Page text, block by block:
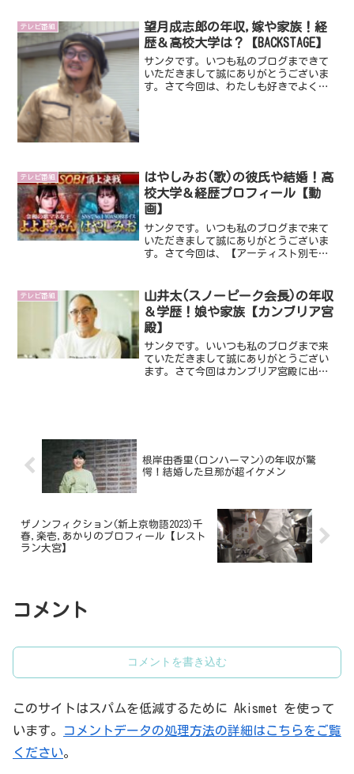
テレビ番組
望月成志郎の年収,嫁や家族！経
歴＆高校大学は？【BACKSTAGE】
サンタです。いつも私のブログまできて
いただきまして誠にありがとうございま
す。さて今回は、わたしも好きでよくみ
テレビ番組
はやしみお(歌)の彼氏や結婚！高
校大学＆経歴プロフィール【動
画】
サンタです。いつも私のブログまで来て
いただきまして誠にありがとうございま
す。さて今回は、【アーティスト別モノ
モノマネをされ、よよよちゃんと対決し
たはやしみおさん。...
テレビ番組
山井太(スノーピーク会長)の年収
＆学歴！娘や家族【カンブリア宮
殿】
サンタです。いいつも私のブログまで来
ていただきまして誠にありがとうござい
ます。さて今回はカンブリア宮殿に出演
根岸由香里(ロンハーマン)の年収が驚
愕！結婚した旦那が超イケメン
ザノンフィクション(新上京物語2023)千
春,楽壱,あかりのプロフィール【レスト
ラン大宮】
コメント
コメントを書き込む
このサイトはスパムを低減するために Akismet を使って
います。
コメントデータの処理方法の詳細はこちらをご覧
ください。